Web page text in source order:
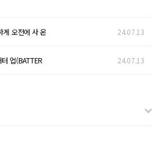
게 오전에 사 온 24.07.13
업(BATTER 24.07.13